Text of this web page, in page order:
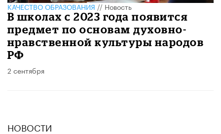
КАЧЕСТВО ОБРАЗОВАНИЯ//Новость
В школах с 2023 года появится
предмет по основам духовно-
нравственной культуры народов
РФ
2 сентября
НОВОСТИ